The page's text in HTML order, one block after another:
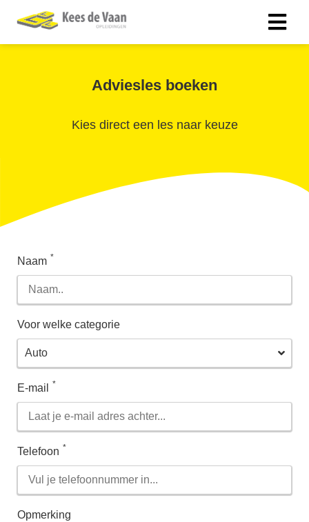
Adviesles boeken
Kies direct een les naar keuze
Naam *
Voor welke categorie
E-mail *
Telefoon *
Opmerking